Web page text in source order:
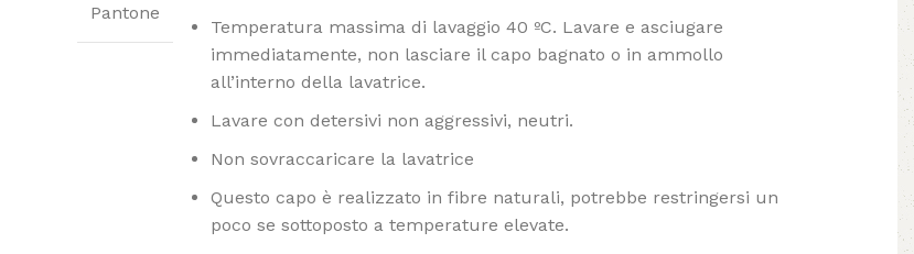
Pantone
Temperatura massima di lavaggio 40 ºC. Lavare e asciugare
immediatamente, non lasciare il capo bagnato o in ammollo
all’interno della lavatrice.
Lavare con detersivi non aggressivi, neutri.
Non sovraccaricare la lavatrice
Questo capo è realizzato in fibre naturali, potrebbe restringersi un
poco se sottoposto a temperature elevate.